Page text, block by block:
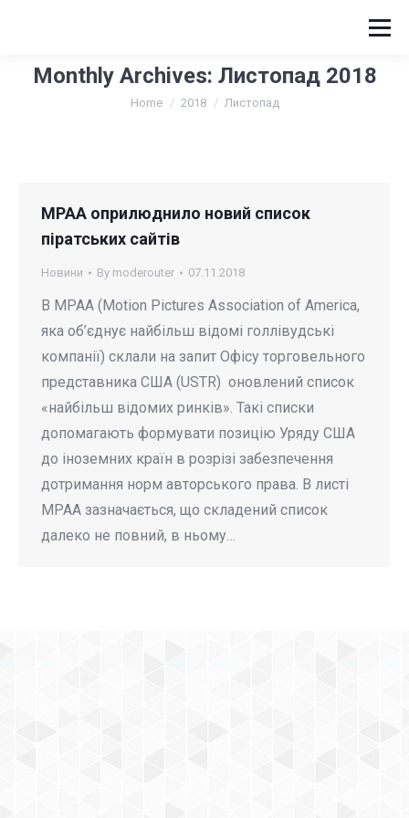
Monthly Archives: Листопад 2018
You are here:
Home 2018 Листопад
МРАА оприлюднило новий список
піратських сайтів
Новини By moderouter 07.11.2018
В МРАА (Motion Pictures Association of America,
яка об’єднує найбільш відомі голлівудські
компанії) склали на запит Офісу торговельного
представника США (USTR) оновлений список
«найбільш відомих ринків». Такі списки
допомагають формувати позицію Уряду США
до іноземних країн в розрізі забезпечення
дотримання норм авторського права. В листі
МРАА зазначається, що складений список
далеко не повний, в ньому…